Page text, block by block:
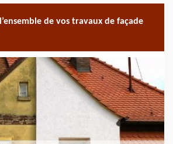
de vos travaux de façade